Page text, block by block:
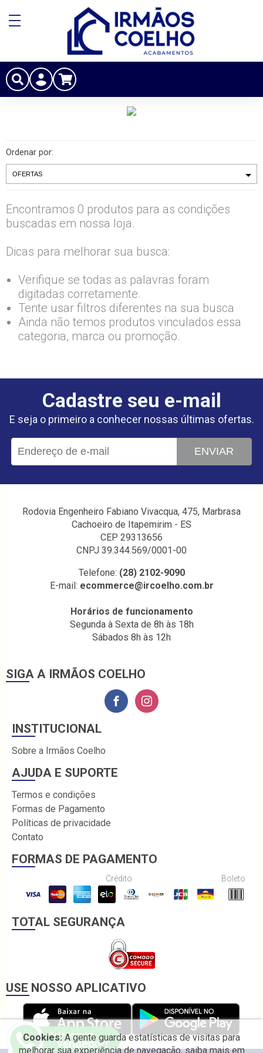
Ordenar por:
Encontramos 0 produtos para as condições
buscadas em nossa loja.
Dicas para melhorar sua busca:
Verifique se todas as palavras foram
digitadas corretamente.
Tente usar filtros diferentes na sua busca
Ainda não temos produtos vinculados essa
categoria, marca ou promoção.
Cadastre seu e-mail
E seja o primeiro a conhecer nossas últimas ofertas.
ENVIAR
Rodovia Engenheiro Fabiano Vivacqua, 475, Marbrasa
Cachoeiro de Itapemirim - ES
CEP 29313656
CNPJ 39.344.569/0001-00
Telefone: (28) 2102-9090
E-mail: ecommerce@ircoelho.com.br
Horários de funcionamento
Segunda à Sexta de 8h às 18h
Sábados 8h às 12h
SIGA A IRMÃOS COELHO
INSTITUCIONAL
Sobre a Irmãos Coelho
AJUDA E SUPORTE
Termos e condições
Formas de Pagamento
Políticas de privacidade
Contato
FORMAS DE PAGAMENTO
Crédito Boleto
TOTAL SEGURANÇA
USE NOSSO APLICATIVO
Cookies:A gente guarda estatísticas de visitas para
melhorar sua experiência de navegação, saiba mais em